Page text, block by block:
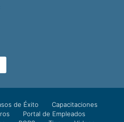
de Éxito
Capacitaciones
Portal de Empleados